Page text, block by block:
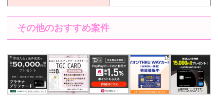
その他のおすすめ案件